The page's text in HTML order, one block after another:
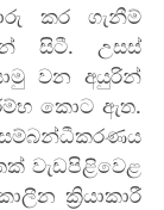
කර ගැනීම්
සිටී. උසස්
වන අයුරින්
කොට ඇත.
සම්බන්ධීකරණය
වැඩපිළිවෙළ
ක්‍රියාකාරී